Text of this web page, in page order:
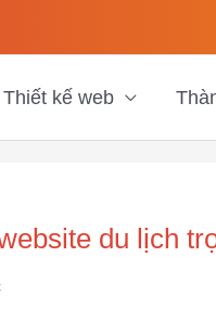
Thiết kế web
du lịch